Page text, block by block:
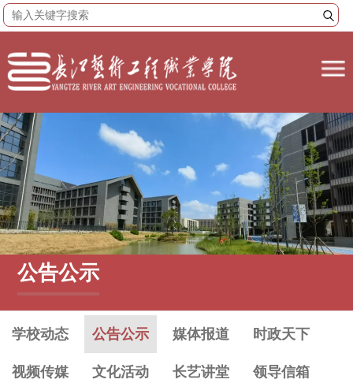
公告公示
学校动态 公告公示 媒体报道 时政天下
视频传媒 文化活动 长艺讲堂 领导信箱